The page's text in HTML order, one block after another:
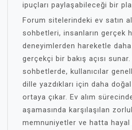
ipuçları paylaşabileceği bir
Forum sitelerindeki ev satın
sohbetleri, insanların gerçek
deneyimlerden hareketle
gerçekçi bir bakış açısı
sohbetlerde, kullanıcılar
dille yazdıkları için daha
ortaya çıkar. Ev alım
aşamasında karşılaşılan
memnuniyetler ve hatta hayal